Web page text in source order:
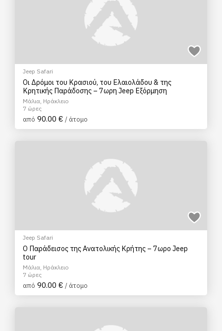
Jeep Safari
Οι Δρόμοι του Κρασιού, του Ελαιολάδου & της
Κρητικής Παράδοσης – 7ωρη Jeep Εξόρμηση
Μάλια, Ηράκλειο
7 ώρες
από 90.00 € / άτομο
Jeep Safari
Ο Παράδεισος της Ανατολικής Κρήτης – 7ωρο Jeep
tour
Μάλια, Ηράκλειο
7 ώρες
από 90.00 € / άτομο